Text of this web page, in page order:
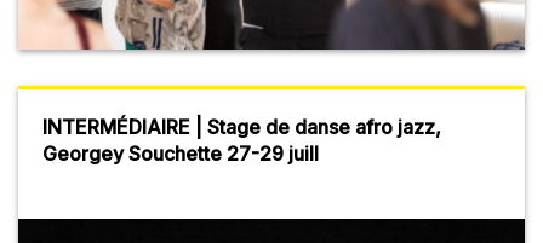
INTERMÉDIAIRE | Stage de danse afro jazz,
Georgey Souchette 27-29 juill